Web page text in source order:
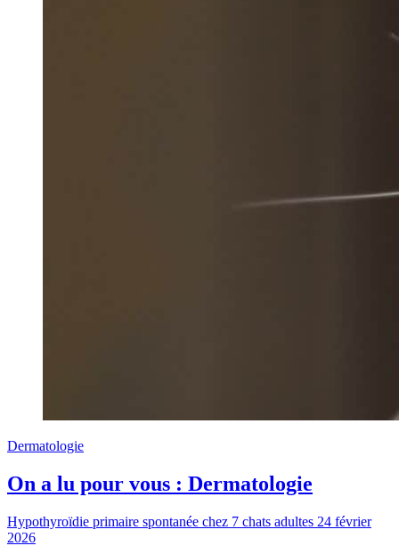
Dermatologie
On a lu pour vous : Dermatologie
Hypothyroïdie primaire spontanée chez 7 chats adultes 24 février
2026